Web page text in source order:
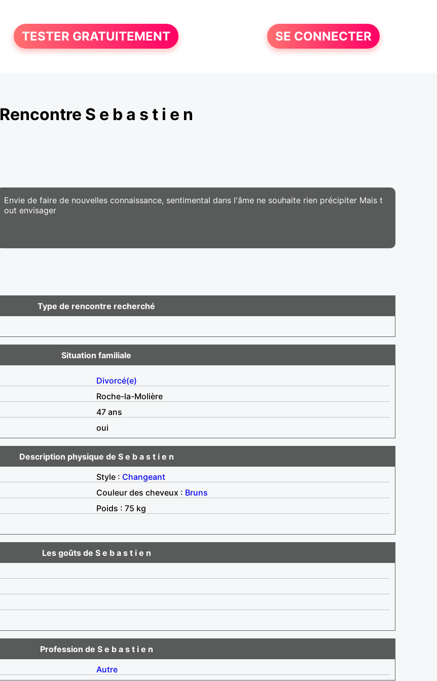
TESTER GRATUITEMENT SE CONNECTER
Rencontre S e b a s t i e n
Envie de faire de nouvelles connaissance, sentimental dans l'âme ne souhaite rien précipiter Mais t
out envisager
Type de rencontre recherché
Situation familiale
Divorcé(e)
Roche-la-Molière
47 ans
oui
Description physique de S e b a s t i e n
Style : Changeant
Couleur des cheveux : Bruns
Poids : 75 kg
Les goûts de S e b a s t i e n
Profession de S e b a s t i e n
Autre